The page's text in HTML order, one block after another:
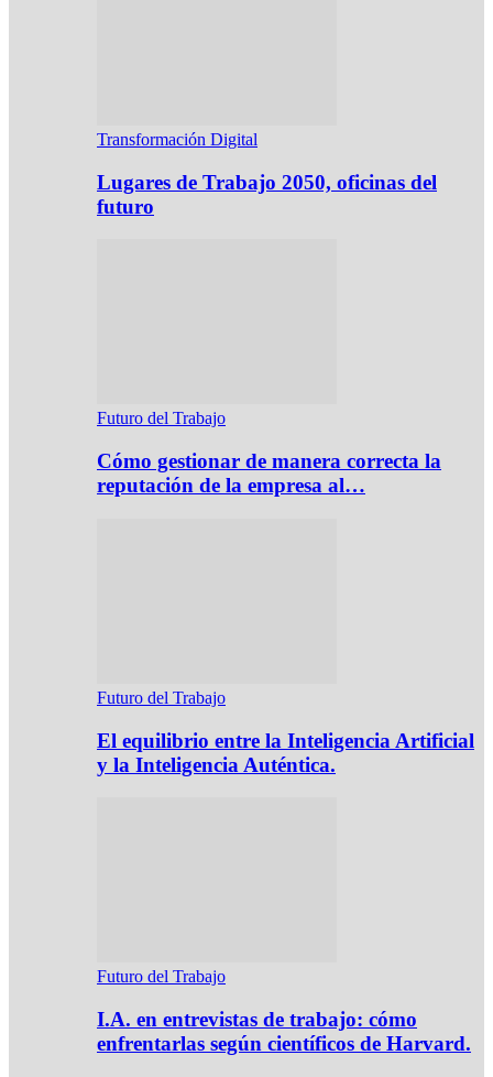
Transformación Digital
Lugares de Trabajo 2050, oficinas del
futuro
Futuro del Trabajo
Cómo gestionar de manera correcta la
reputación de la empresa al…
Futuro del Trabajo
El equilibrio entre la Inteligencia Artificial
y la Inteligencia Auténtica.
Futuro del Trabajo
I.A. en entrevistas de trabajo: cómo
enfrentarlas según científicos de Harvard.